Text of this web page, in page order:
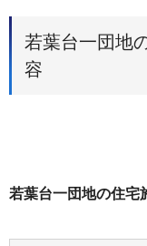
若葉台一団地
容
若葉台一団地の住宅